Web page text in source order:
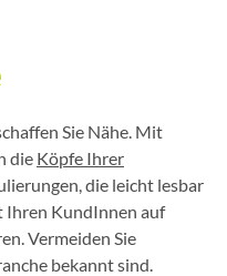
Sie Nähe. Mit
die Köpfe Ihrer
die leicht lesbar
Ihren KundInnen auf
Vermeiden Sie
bekannt sind.